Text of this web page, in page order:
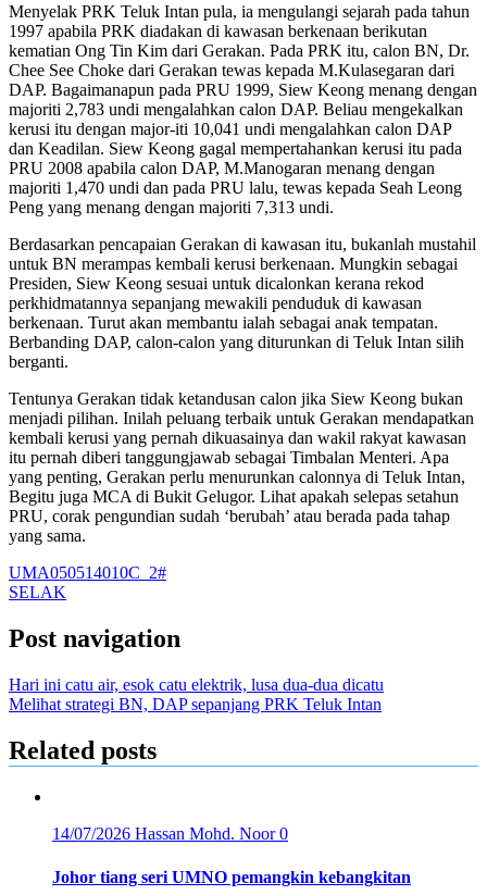
Menyelak PRK Teluk Intan pula, ia mengulangi sejarah pada tahun
1997 apabila PRK diadakan di kawasan berkenaan berikutan
kematian Ong Tin Kim dari Gerakan. Pada PRK itu, calon BN, Dr.
Chee See Choke dari Gerakan tewas kepada M.Kulasegaran dari
DAP. Bagaimanapun pada PRU 1999, Siew Keong menang dengan
majoriti 2,783 undi mengalahkan calon DAP. Beliau mengekalkan
kerusi itu dengan major-iti 10,041 undi mengalahkan calon DAP
dan Keadilan. Siew Keong gagal mempertahankan kerusi itu pada
PRU 2008 apabila calon DAP, M.Manogaran menang dengan
majoriti 1,470 undi dan pada PRU lalu, tewas kepada Seah Leong
Peng yang menang dengan majoriti 7,313 undi.
Berdasarkan pencapaian Gerakan di kawasan itu, bukanlah mustahil
untuk BN merampas kembali kerusi berkenaan. Mungkin sebagai
Presiden, Siew Keong sesuai untuk dicalonkan kerana rekod
perkhidmatannya sepanjang mewakili penduduk di kawasan
berkenaan. Turut akan membantu ialah sebagai anak tempatan.
Berbanding DAP, calon-calon yang diturunkan di Teluk Intan silih
berganti.
Tentunya Gerakan tidak ketandusan calon jika Siew Keong bukan
menjadi pilihan. Inilah peluang terbaik untuk Gerakan mendapatkan
kembali kerusi yang pernah dikuasainya dan wakil rakyat kawasan
itu pernah diberi tanggungjawab sebagai Timbalan Menteri. Apa
yang penting, Gerakan perlu menurunkan calonnya di Teluk Intan,
Begitu juga MCA di Bukit Gelugor. Lihat apakah selepas setahun
PRU, corak pengundian sudah ‘berubah’ atau berada pada tahap
yang sama.
UMA050514010C_2#
SELAK
Post navigation
Hari ini catu air, esok catu elektrik, lusa dua-dua dicatu
Melihat strategi BN, DAP sepanjang PRK Teluk Intan
Related posts
14/07/2026 Hassan Mohd. Noor0
Johor tiang seri UMNO pemangkin kebangkitan